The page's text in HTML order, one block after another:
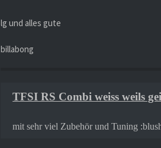
lg und alles gute
billabong
TFSI RS Combi weiss weils
mit sehr viel Zubehör und Tuning